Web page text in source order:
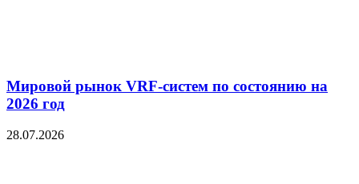
Мировой рынок VRF-систем по состоянию на
2026 год
28.07.2026